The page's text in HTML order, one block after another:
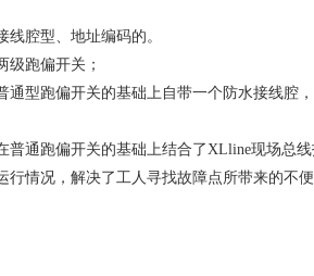
线腔型、地址编码的。
级跑偏开关；
通型跑偏开关的基础上自带一个防水接线腔
普通跑偏开关的基础上结合了XLline现场总
行情况，解决了工人寻找故障点所带来的不便